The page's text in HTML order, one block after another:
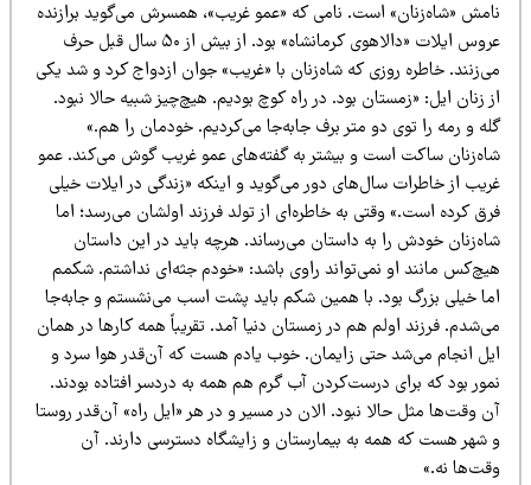
«شاه‌زنان» است. نامی که «عمو غریب»، همسرش می‌گوید برازنده
عروس ایلات «دالاهوی کرمانشاه» بود. از بیش از ۵۰ سال قبل حرف
خاطره روزی که شاه‌زنان با «غریب» جوان ازدواج کرد و شد یکی
زنان ایل: «زمستان بود. در راه کوچ بودیم. هیچ‌چیز شبیه حالا نبود.
و رمه را توی دو متر برف جابه‌جا می‌کردیم. خودمان را هم.»
ساکت است و بیشتر به گفته‌های عمو غریب گوش می‌کند. عمو
از خاطرات سال‌های دور می‌گوید و اینکه «زندگی در ایلات خیلی
کرده است.» وقتی به خاطره‌ای از تولد فرزند اولشان می‌رسد؛ اما
خودش را به داستان می‌رساند. هرچه باید در این داستان
مانند او نمی‌تواند راوی باشد: «خودم جثه‌ای نداشتم. شکمم
خیلی بزرگ بود. با همین شکم باید پشت اسب می‌نشستم و جابه‌جا
فرزند اولم هم در زمستان دنیا آمد. تقریباً همه کارها در همان
انجام می‌شد حتی زایمان. خوب یادم هست که آن‌قدر هوا سرد و
بود که برای درست‌کردن آب گرم هم همه به دردسر افتاده بودند.
وقت‌ها مثل حالا نبود. الان در مسیر و در هر «ایل راه» آن‌قدر روستا
شهر هست که همه به بیمارستان و زایشگاه دسترسی دارند. آن
نه.»